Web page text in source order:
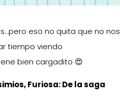
eso no quita que no nos
tiempo viendo
bien cargadito 😍
Furiosa: De la saga